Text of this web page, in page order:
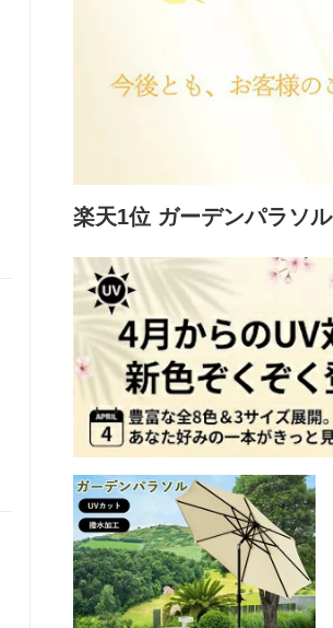
楽天1位 ガーデンパラソル